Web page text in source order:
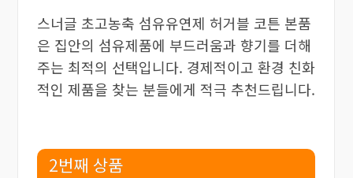
스너글 초고농축 섬유유연제 허거블 코튼 본품
은 집안의 섬유제품에 부드러움과 향기를 더해
주는 최적의 선택입니다. 경제적이고 환경 친화
적인 제품을 찾는 분들에게 적극 추천드립니다.
2번째 상품